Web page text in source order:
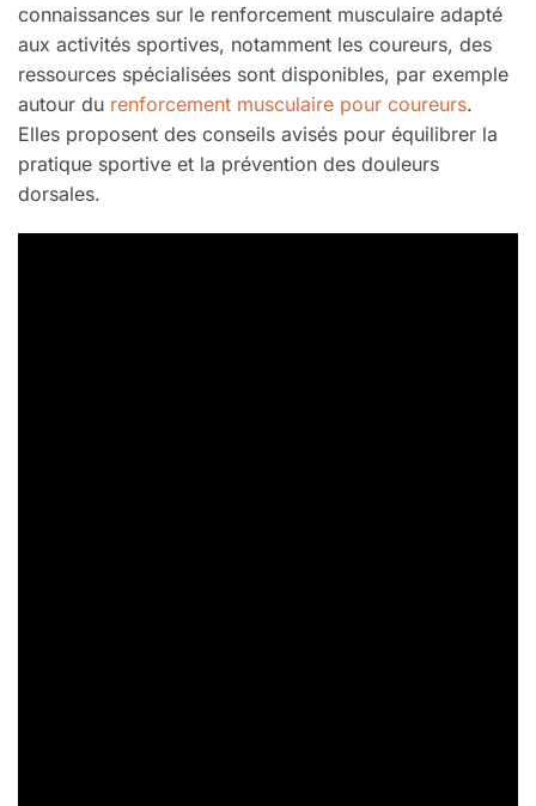
connaissances sur le renforcement musculaire adapté
aux activités sportives, notamment les coureurs, des
ressources spécialisées sont disponibles, par exemple
autour du renforcement musculaire pour coureurs.
Elles proposent des conseils avisés pour équilibrer la
pratique sportive et la prévention des douleurs
dorsales.